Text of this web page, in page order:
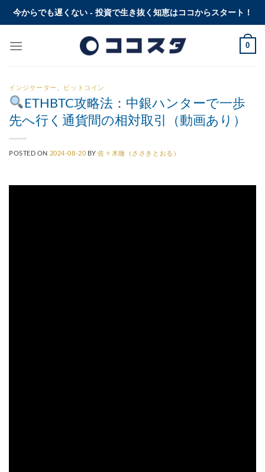
Skip今からでも遅くない - 投資で生き抜く知恵はココからスタート！
0
インジケーター ビットコイン
ETHBTC攻略法：中銀ハンターで一歩
先へ行く通貨間の相対取引（動画あり）
POSTED ON 2024-08-20 BY佐々木徹（ささきとおる）